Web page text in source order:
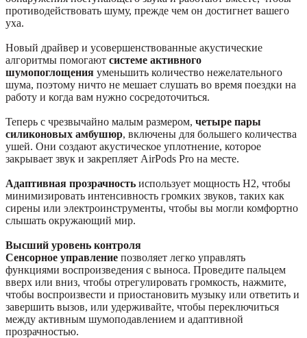
противодействовать шуму, прежде чем он достигнет вашего
уха.
Новый драйвер и усовершенствованные акустические
алгоритмы помогают системе активного
шумопоглощения уменьшить количество нежелательного
шума, поэтому ничто не мешает слушать во время поездки на
работу и когда вам нужно сосредоточиться.
Теперь с чрезвычайно малым размером, четыре пары
силиконовых амбушюр, включены для большего количества
ушей. Они создают акустическое уплотнение, которое
закрывает звук и закрепляет AirPods Pro на месте.
Адаптивная прозрачность использует мощность H2, чтобы
минимизировать интенсивность громких звуков, таких как
сирены или электроинструменты, чтобы вы могли комфортно
слышать окружающий мир.
Высший уровень контроля
Сенсорное управление позволяет легко управлять
функциями воспроизведения с выноса. Проведите пальцем
вверх или вниз, чтобы отрегулировать громкость, нажмите,
чтобы воспроизвести и приостановить музыку или ответить и
завершить вызов, или удерживайте, чтобы переключиться
между активным шумоподавлением и адаптивной
прозрачностью.